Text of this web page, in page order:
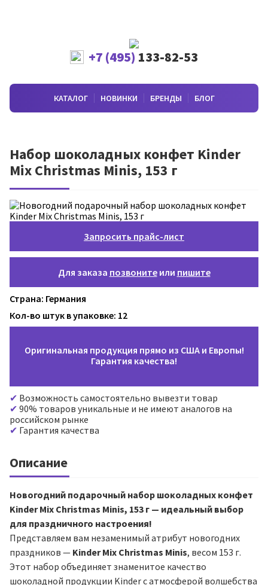
+7 (495) 133-82-53
КАТАЛОГ НОВИНКИ БРЕНДЫ БЛОГ
Набор шоколадных конфет Kinder
Mix Christmas Minis, 153 г
Запросить прайс-лист
Для заказа позвонитеили пишите
Страна: Германия
Кол-во штук в упаковке: 12
Оригинальная продукция прямо из США и Европы!
Гарантия качества!
Возможность самостоятельно вывезти товар
90% товаров уникальные и не имеют аналогов на
российском рынке
Гарантия качества
Описание
Новогодний подарочный набор шоколадных конфет
Kinder Mix Christmas Minis, 153 г — идеальный выбор
для праздничного настроения!
Представляем вам незаменимый атрибут новогодних
праздников — Kinder Mix Christmas Minis, весом 153 г.
Этот набор объединяет знаменитое качество
шоколадной продукции Kinder с атмосферой волшебства